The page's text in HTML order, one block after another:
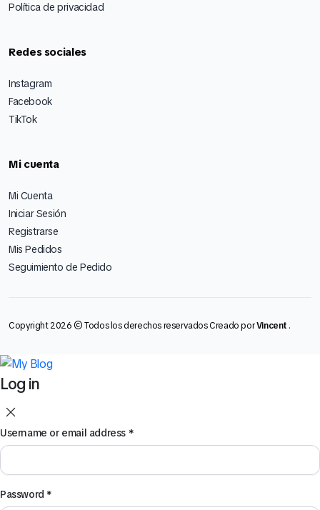
Política de privacidad
Redes sociales
Instagram
Facebook
TikTok
Mi cuenta
Mi Cuenta
Iniciar Sesión
Registrarse
Mis Pedidos
Seguimiento de Pedido
Copyright 2026 © Todos los derechos reservados Creado porVincent .
Log in
Username or email address *
Password *